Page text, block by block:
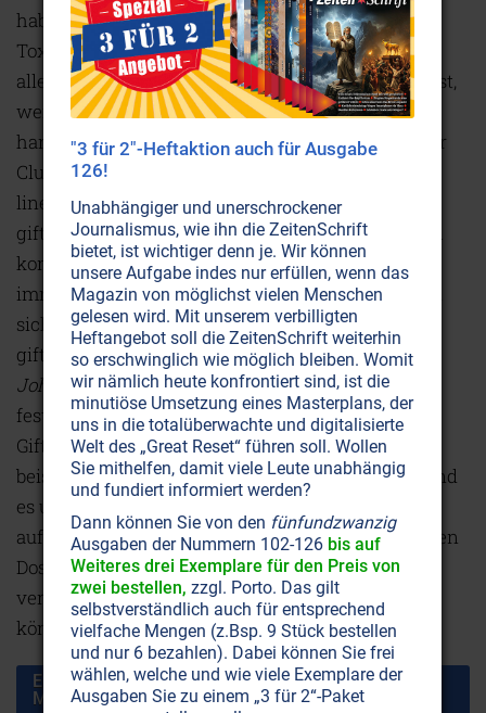
haben die Chargen jeweils einen engen
Toxizitätsbereich, das heißt, in einem Cluster sind
alle Chargen ungefähr gleich giftig, was seltsam ist,
wenn es sich denn um bloße Produktionsunfälle
handeln sollte. Ebenfalls auffällig: Die Toxizität der
Cluster nimmt im Laufe der Zeit schrittweise und
linear ab, was bei einer zufälligen Produktion von
giftigen Chargen auch nicht der Fall wäre. Zudem
kommen solche Schübe an giftigen Impfchargen
immer nur jeweils bei einem Hersteller vor. Wenn
sich also in einem Zeitraum beiPfizersehr viele
giftige Chargen finden, ist beiModernaoder
Johnson& Johnson/Janssenkaum Auffälliges
festzustellen. Beim nächsten Bündel an
Giftinjektionen handelt es sich dann aber
beispielsweise um den Stoff vonModerna, während
es um
auffällig hohen Nebenwirkungen der verabreichten
Dosen zu verzeichnen sind – womöglich, um die
verursachten Schädigungen besser zuordnen zu
können?
Ende des Artikelauszugs „Covid-Impfchargen: Die
Menschheit im Impflabor“
"3 für 2"-Heftaktion auch für Ausgabe
126!
Unabhängiger und unerschrockener
Journalismus, wie ihn die ZeitenSchrift
bietet, ist wichtiger denn je. Wir können
unsere Aufgabe indes nur erfüllen, wenn das
Magazin von möglichst vielen Menschen
gelesen wird. Mit unserem verbilligten
Heftangebot soll die ZeitenSchrift weiterhin
so erschwinglich wie möglich bleiben. Womit
wir nämlich heute konfrontiert sind, ist die
minutiöse Umsetzung eines Masterplans, der
uns in die totalüberwachte und digitalisierte
Welt des „Great Reset“ führen soll. Wollen
Sie mithelfen, damit viele Leute unabhängig
und fundiert informiert werden?
Dann können Sie von den fünfundzwanzig
Ausgaben der Nummern 102-126 bis auf
Weiteres drei Exemplare für den Preis von
zwei bestellen, zzgl. Porto. Das gilt
selbstverständlich auch für entsprechend
vielfache Mengen (z.Bsp. 9 Stück bestellen
und nur 6 bezahlen). Dabei können Sie frei
wählen, welche und wie viele Exemplare der
Ausgaben Sie zu einem „3 für 2“-Paket